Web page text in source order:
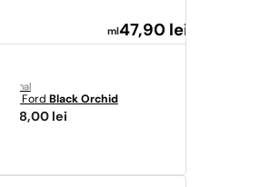
ml 47,90 lei
original
Tom Ford Black Orchid
1038,00 lei